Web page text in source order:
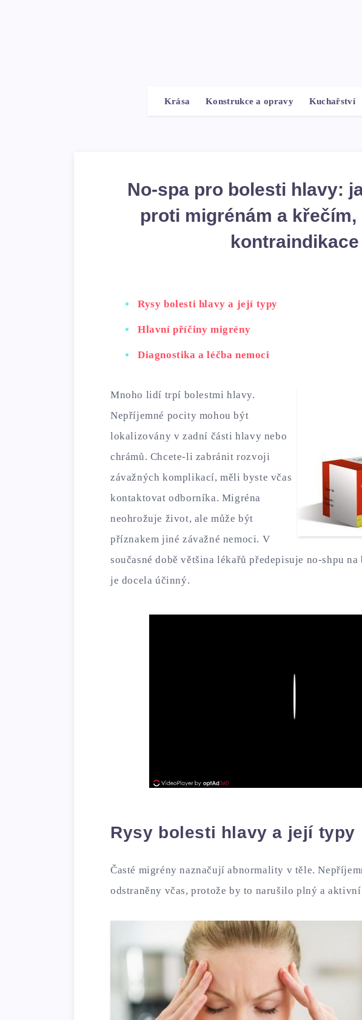
Krása Konstrukce a opravy Kuchařství
No-spa pro bolesti hlavy:
proti migrénám a křečím,
kontraindikace
Rysy bolesti hlavy a její typy
Hlavní příčiny migrény
Diagnostika a léčba nemoci
Mnoho lidí trpí bolestmi hlavy.
Nepříjemné pocity mohou být
lokalizovány v zadní části hlavy nebo
chrámů. Chcete-li zabránit rozvoji
závažných komplikací, měli byste včas
kontaktovat odborníka. Migréna
neohrožuje život, ale může být
příznakem jiné závažné nemoci. V
současné době většina lékařů předepisuje no-shpu
je docela účinný.
Rysy bolesti hlavy a její typy
Časté migrény naznačují abnormality v těle.
odstraněny včas, protože by to narušilo plný a